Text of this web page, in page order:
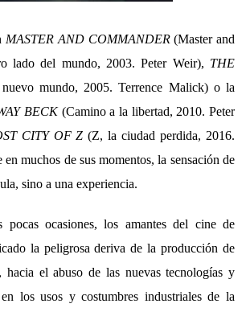
MASTER AND COMMANDER(Master and
lado del mundo, 2003. Peter Weir), THE
mundo, 2005. Terrence Malick) o la
BECK(Camino a la libertad, 2010. Peter
CITY OF Z (Z, la ciudad perdida, 2016.
en muchos de sus momentos, la sensación de
sino a una experiencia.
pocas ocasiones, los amantes del cine de
la peligrosa deriva de la producción de
hacia el abuso de las nuevas tecnologías y
los usos y costumbres industriales de la